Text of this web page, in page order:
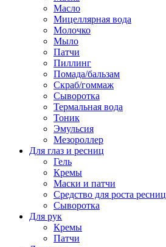
Масло
Мицеллярная вода
Молочко
Мыло
Патчи
Пиллинг
Помада/бальзам
Скраб/гоммаж
Сыворотка
Термальная вода
Тоник
Эмульсия
Мезороллер
Для глаз и ресниц
Гель
Кремы
Маски и патчи
Средство для роста ресниц
Сыворотка
Для рук
Кремы
Патчи